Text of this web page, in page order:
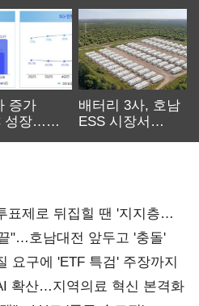
증가
성장…
배터리 3사, 호남
ESS 시장서
제로 뒤집힐 땐 '지지층
"…호남대전 앞두고 '충돌'
요구에 'ETF 특검' 주장까지
확산…지역의료 혁신 본격화